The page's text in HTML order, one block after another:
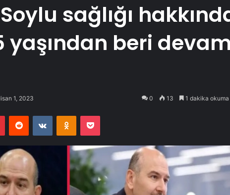
sağlığı
yaşından beri devam
1, 2023 0 13 1 dakika okuma
PinterestReddit VKontakteOdnoklassniki
Pocket